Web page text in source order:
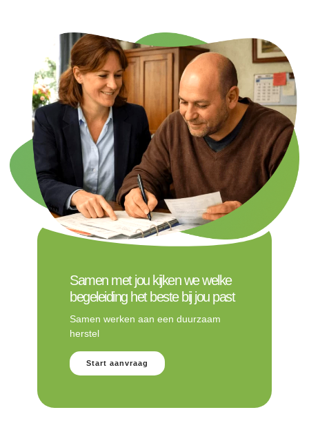
Samen met jou kijken we welke
begeleiding het beste bij jou past
Samen werken aan een duurzaam
herstel
Start aanvraag